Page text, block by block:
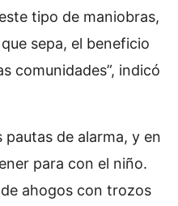
tipo de maniobras,
sepa, el beneficio
comunidades”, indicó
pautas de alarma, y en
para con el niño.
ahogos con trozos